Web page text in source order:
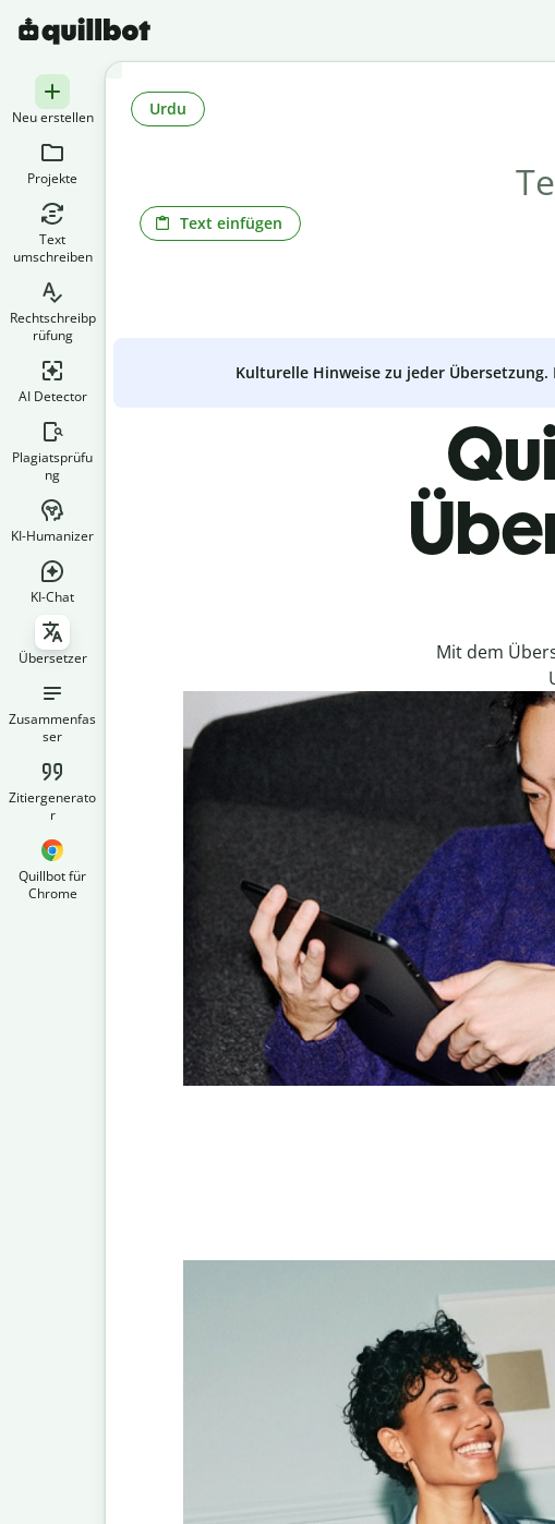
Neu erstellen
Projekte
Text
umschreiben
Rechtschreibp
rüfung
AI Detector
Plagiatsprüfu
ng
KI-Humanizer
KI-Chat
Übersetzer
Zusammenfas
ser
Zitiergenerato
r
Quillbot für
Chrome
Text einfügen
Urdu
Kulturelle Hinweise zu jeder
Mit dem